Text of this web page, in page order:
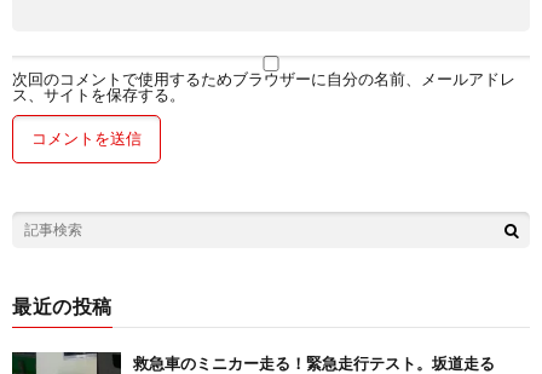
次回のコメントで使用するためブラウザーに自分の名前、メールアドレ
ス、サイトを保存する。
最近の投稿
救急車のミニカー走る！緊急走行テスト。坂道走る